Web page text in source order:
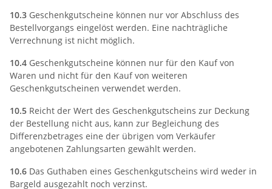
10.3 Geschenkgutscheine können nur vor Abschluss des
Bestellvorgangs eingelöst werden. Eine nachträgliche
Verrechnung ist nicht möglich.
10.4 Geschenkgutscheine können nur für den Kauf von
Waren und nicht für den Kauf von weiteren
Geschenkgutscheinen verwendet werden.
10.5 Reicht der Wert des Geschenkgutscheins zur Deckung
der Bestellung nicht aus, kann zur Begleichung des
Differenzbetrages eine der übrigen vom Verkäufer
angebotenen Zahlungsarten gewählt werden.
10.6 Das Guthaben eines Geschenkgutscheins wird weder in
Bargeld ausgezahlt noch verzinst.